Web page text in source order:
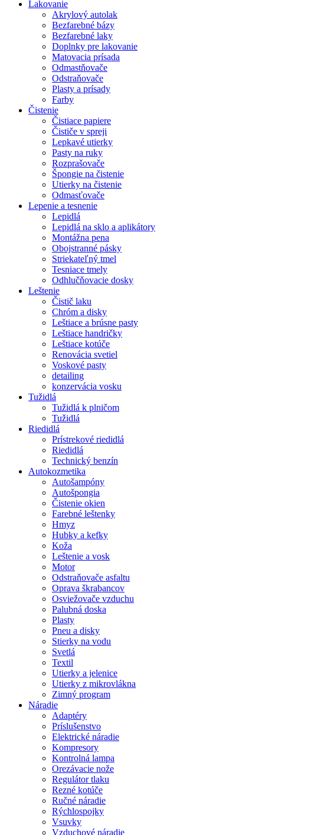
Lakovanie
Akrylový autolak
Bezfarebné bázy
Bezfarebné laky
Doplnky pre lakovanie
Matovacia prísada
Odmastňovače
Odstraňovače
Plasty a prísady
Farby
Čistenie
Čistiace papiere
Čističe v spreji
Lepkavé utierky
Pasty na ruky
Rozprašovače
Špongie na čistenie
Utierky na čistenie
Odmasťovače
Lepenie a tesnenie
Lepidlá
Lepidlá na sklo a aplikátory
Montážna pena
Obojstranné pásky
Striekateľný tmel
Tesniace tmely
Odhlučňovacie dosky
Leštenie
Čistič laku
Chróm a disky
Leštiace a brúsne pasty
Leštiace handričky
Leštiace kotúče
Renovácia svetiel
Voskové pasty
detailing
konzervácia vosku
Tužidlá
Tužidlá k plničom
Tužidlá
Riedidlá
Prístrekové riedidlá
Riedidlá
Technický benzín
Autokozmetika
Autošampóny
Autošpongia
Čistenie okien
Farebné leštenky
Hmyz
Hubky a kefky
Koža
Leštenie a vosk
Motor
Odstraňovače asfaltu
Oprava škrabancov
Osviežovače vzduchu
Palubná doska
Plasty
Pneu a disky
Stierky na vodu
Svetlá
Textil
Utierky a jelenice
Utierky z mikrovlákna
Zimný program
Náradie
Adaptéry
Príslušenstvo
Elektrické náradie
Kompresory
Kontrolná lampa
Orezávacie nože
Regulátor tlaku
Rezné kotúče
Ručné náradie
Rýchlospojky
Vsuvky
Vzduchové náradie